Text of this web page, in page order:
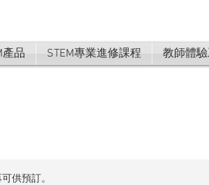
產品 STEM專業進修課程 教師體
供預訂。